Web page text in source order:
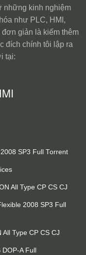
những kinh nghiệm
như PLC, HMI,
giản là kiếm thêm
đích chính tôi lập ra
tại:
SP3 Full Torrent
All Type CP CS CJ
2008 SP3 Full
Type CP CS CJ
A Full